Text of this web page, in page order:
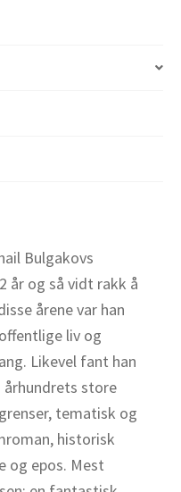
Bulgakovs
år og så vidt rakk å
årene var han
liv og
Likevel fant han
århundrets store
tematisk og
historisk
og epos. Mest